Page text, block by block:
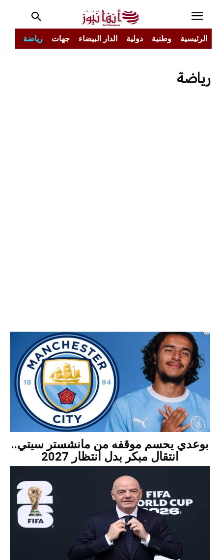
الرئيسية وطنية دولية الدار البيضاء جهات رياضة
رياضة
بوعدي يحسم موقفه من مانشستر سيتي..
انتقال مبكر بدل انتظار 2027